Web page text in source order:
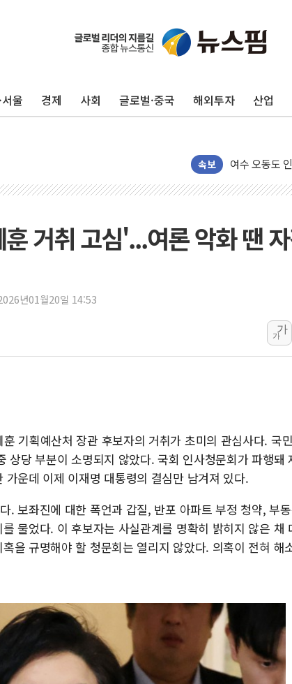
울 경제 사회 글로벌·중국 해외투자 산업
속보
서울 중랑구
李대통령 "결
추미애, '위안
인천 선재도
'화합' 꺼낸
李대통령,
인제 용대리
동해시,
李대통령,
'호우 특보' 경
주말 무더위·
오세훈 "용
거취 고심'...여론 악화 땐
년01월20일 14:53
가
가
기획예산처 장관 후보자의 거취가 초미의 관심사다. 국
상당 부분이 소명되지 않았다. 국회 인사청문회가 파행돼
운데 이제 이재명 대통령의 결심만 남겨져 있다.
. 보좌진에 대한 폭언과 갑질, 반포 아파트 부정 청약, 부
물었다. 이 후보자는 사실관계를 명확히 밝히지 않은 채
을 규명해야 할 청문회는 열리지 않았다. 의혹이 전혀 해